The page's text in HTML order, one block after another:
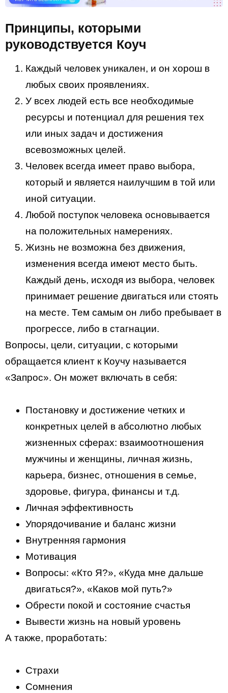
Принципы, которыми
руководствуется Коуч
Каждый человек уникален, и он хорош в
любых своих проявлениях.
У всех людей есть все необходимые
ресурсы и потенциал для решения тех
или иных задач и достижения
всевозможных целей.
Человек всегда имеет право выбора,
который и является наилучшим в той или
иной ситуации.
Любой поступок человека основывается
на положительных намерениях.
Жизнь не возможна без движения,
изменения всегда имеют место быть.
Каждый день, исходя из выбора, человек
принимает решение двигаться или стоять
на месте. Тем самым он либо пребывает в
прогрессе, либо в стагнации.
Вопросы, цели, ситуации, с которыми
обращается клиент к Коучу называется
«Запрос». Он может включать в себя:
Постановку и достижение четких и
конкретных целей в абсолютно любых
жизненных сферах: взаимоотношения
мужчины и женщины, личная жизнь,
карьера, бизнес, отношения в семье,
здоровье, фигура, финансы и т.д.
Личная эффективность
Упорядочивание и баланс жизни
Внутренняя гармония
Мотивация
Вопросы: «Кто Я?», «Куда мне дальше
двигаться?», «Каков мой путь?»
Обрести покой и состояние счастья
Вывести жизнь на новый уровень
А также, проработать:
Страхи
Сомнения